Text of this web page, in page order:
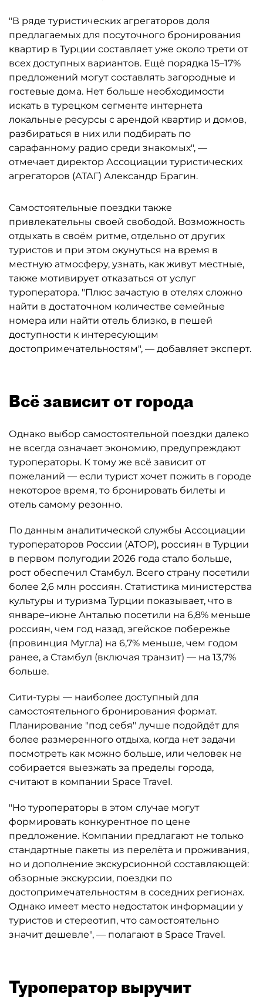
"В ряде туристических агрегаторов доля
предлагаемых для посуточного бронирования
квартир в Турции составляет уже около трети от
всех доступных вариантов. Ещё порядка 15–17%
предложений могут составлять загородные и
гостевые дома. Нет больше необходимости
искать в турецком сегменте интернета
локальные ресурсы с арендой квартир и домов,
разбираться в них или подбирать по
сарафанному радио среди знакомых", —
отмечает директор Ассоциации туристических
агрегаторов (АТАГ) Александр Брагин.
Самостоятельные поездки также
привлекательны своей свободой. Возможность
отдыхать в своём ритме, отдельно от других
туристов и при этом окунуться на время в
местную атмосферу, узнать, как живут местные,
также мотивирует отказаться от услуг
туроператора. "Плюс зачастую в отелях сложно
найти в достаточном количестве семейные
номера или найти отель близко, в пешей
доступности к интересующим
достопримечательностям", — добавляет эксперт.
Всё зависит от города
Однако выбор самостоятельной поездки далеко
не всегда означает экономию, предупреждают
туроператоры. К тому же всё зависит от
пожеланий — если турист хочет пожить в городе
некоторое время, то бронировать билеты и
отель самому резонно.
По данным аналитической службы Ассоциации
туроператоров России (АТОР), россиян в Турции
в первом полугодии 2026 года стало больше,
рост обеспечил Стамбул. Всего страну посетили
более 2,6 млн россиян. Статистика министерства
культуры и туризма Турции показывает, что в
январе–июне Анталью посетили на 6,8% меньше
россиян, чем год назад, эгейское побережье
(провинция Мугла) на 6,7% меньше, чем годом
ранее, а Стамбул (включая транзит) — на 13,7%
больше.
Сити-туры — наиболее доступный для
самостоятельного бронирования формат.
Планирование "под себя" лучше подойдёт для
более размеренного отдыха, когда нет задачи
посмотреть как можно больше, или человек не
собирается выезжать за пределы города,
считают в компании Space Travel.
"Но туроператоры в этом случае могут
формировать конкурентное по цене
предложение. Компании предлагают не только
стандартные пакеты из перелёта и проживания,
но и дополнение экскурсионной составляющей:
обзорные экскурсии, поездки по
достопримечательностям в соседних регионах.
Однако имеет место недостаток информации у
туристов и стереотип, что самостоятельно
значит дешевле", — полагают в Space Travel.
Туроператор выручит